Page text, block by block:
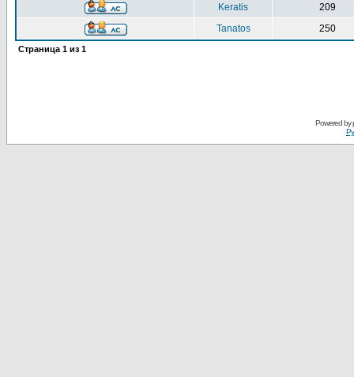
Keratis
209
Tanatos
250
Страница 1 из 1
Powered by